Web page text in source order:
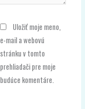
Uložiť moje meno,
e-mail a webovú
stránku v tomto
prehliadači pre moje
budúce komentáre.